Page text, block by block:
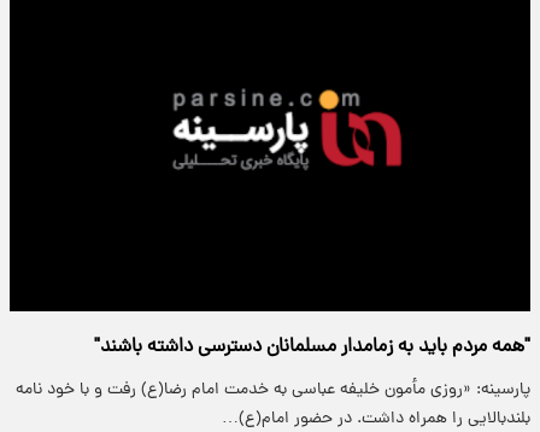
"همه مردم باید به زمامدار مسلمانان دسترسی داشته باشند"
پارسینه: «روزی مأمون خلیفه عباسی به خدمت امام رضا(ع) رفت و با خود نامه
بلندبالایی را همراه داشت. در حضور امام(ع)…